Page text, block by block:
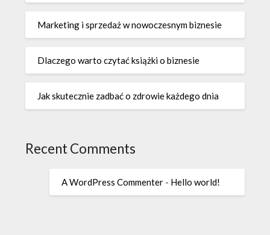
Marketing i sprzedaż w nowoczesnym biznesie
Dlaczego warto czytać książki o biznesie
Jak skutecznie zadbać o zdrowie każdego dnia
Recent Comments
A WordPress Commenter - Hello world!